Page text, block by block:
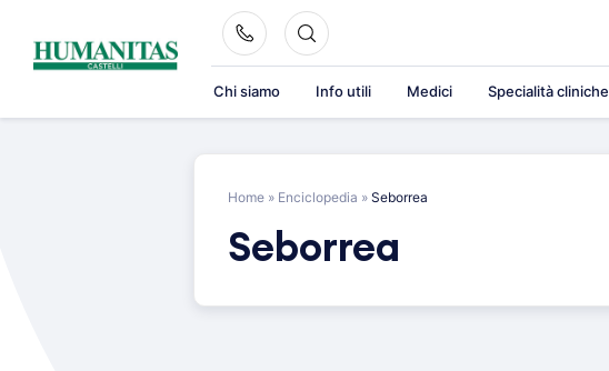
content
Chi siamo Info utili Medici Specialità cliniche
Home » Enciclopedia » Seborrea
Seborrea